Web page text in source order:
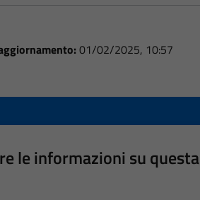
01/02/2025, 10:57
le informazioni su questa